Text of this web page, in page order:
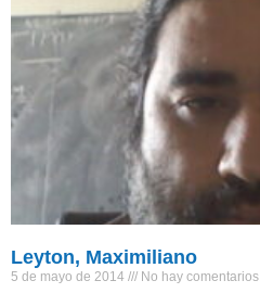
Leyton, Maximiliano
5 de mayo de 2014 No hay comentarios